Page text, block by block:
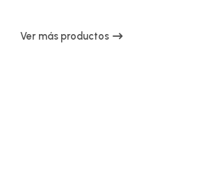
Ver más productos